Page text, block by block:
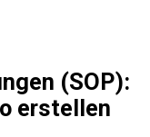
(SOP):
erstellen